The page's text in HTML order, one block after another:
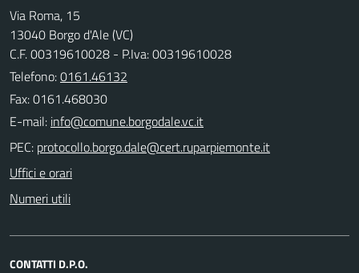
Via Roma, 15
13040 Borgo d'Ale (VC)
C.F. 00319610028 - P.Iva: 00319610028
Telefono:0161.46132
Fax: 0161.468030
E-mail:
PEC:
Uffici e orari
Numeri utili
CONTATTI D.P.O.